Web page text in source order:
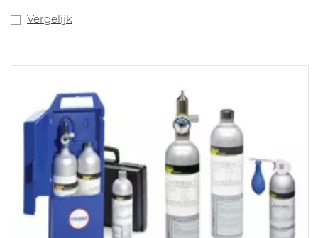
Registratie STEL/TWA blootstelling. Met gefilterde LEL
Vergelijk